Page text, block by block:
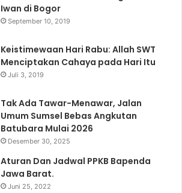
Iwan di Bogor
September 10, 2019
Keistimewaan Hari Rabu: Allah SWT
Menciptakan Cahaya pada Hari Itu
Juli 3, 2019
Tak Ada Tawar-Menawar, Jalan
Umum Sumsel Bebas Angkutan
Batubara Mulai 2026
Desember 30, 2025
Aturan Dan Jadwal PPKB Bapenda
Jawa Barat.
Juni 25, 2022